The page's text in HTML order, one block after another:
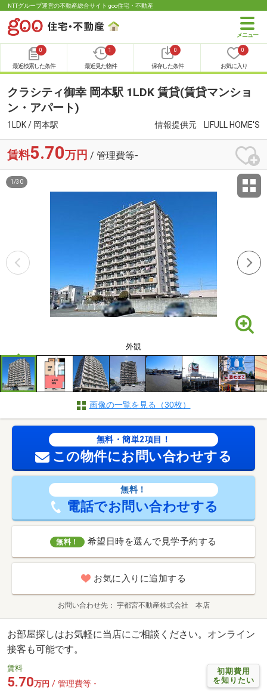
NTTグループ運営の不動産総合サイト goo住宅・不動産
0
最近検索した条件
1
最近見た物件
0
保存した条件
0
お気に入り
クラシティ御幸 岡本駅 1LDK 賃貸(賃貸マンショ
ン・アパート)
1LDK / 岡本駅 情報提供元 LIFULL HOME'S
賃料5.70万円 / 管理費等-
外観
1 /30
画像の一覧を見る（30枚）
無料・簡単2項目！
この物件にお問い合わせする
無料！
電話でお問い合わせする
無料！ 希望日時を選んで見学予約する
お気に入りに追加する
お問い合わせ先 宇都宮不動産株式会社 本店
お部屋探しはお気軽に当店にご相談ください。オンライン
接客も可能です。
初期費用
を知りたい
賃料
5.70万円 / 管理費等 -